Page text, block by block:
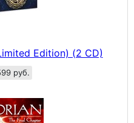
Edition) (2 CD)
руб.